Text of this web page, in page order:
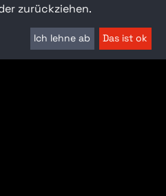
zurückziehen.
Ich lehne ab Das ist ok